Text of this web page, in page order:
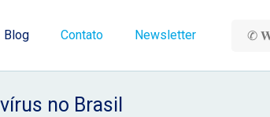
Blog Contato Newsletter ✆
no Brasil